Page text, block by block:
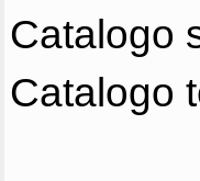
Catalogo
Catalogo